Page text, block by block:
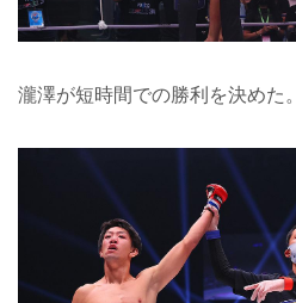
瀧澤が短時間での勝利を決めた。